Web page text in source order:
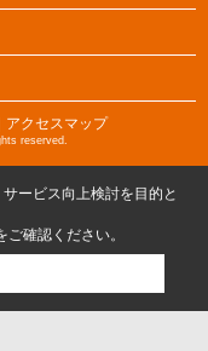
アクセスマップ
reserved.
ービス向上検討を目的と
ご確認ください。